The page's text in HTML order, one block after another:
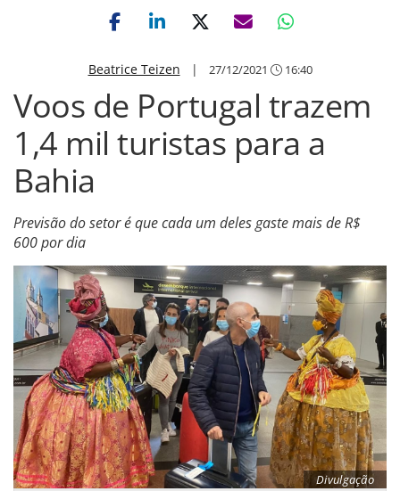
Beatrice Teizen | 27/12/2021 16:40
Voos de Portugal trazem
1,4 mil turistas para a
Bahia
Previsão do setor é que cada um deles gaste mais de R$
600 por dia
Divulgação